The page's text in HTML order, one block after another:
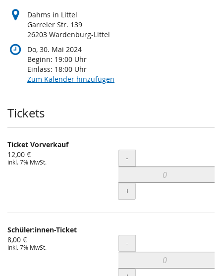
Dahms in Littel
Garreler Str. 139
26203 Wardenburg-Littel
Do, 30. Mai 2024
Beginn: 19:00 Uhr
Einlass: 18:00 Uhr
Zum Kalender hinzufügen
Produkte
Tickets
Ticket Vorverkauf
12,00 €
inkl. 7% MwSt. Menge
-
+
Schüler:innen-Ticket
8,00 €
inkl. 7% MwSt. Menge
-